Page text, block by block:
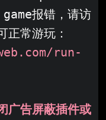
报错，请访
正常游玩：
run-
广告屏蔽插件或